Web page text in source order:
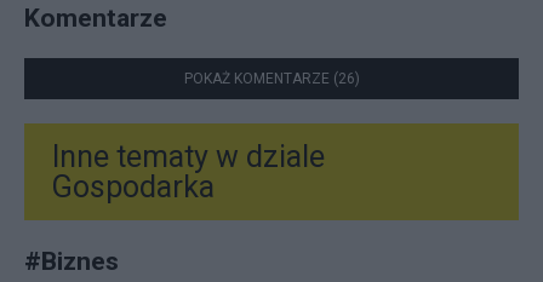
Komentarze
POKAŻ KOMENTARZE (26)
Inne tematy w dziale
Gospodarka
#Biznes